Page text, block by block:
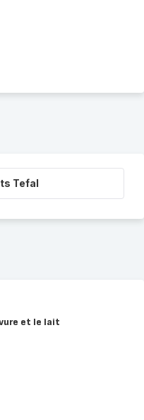
Tefal
et le lait